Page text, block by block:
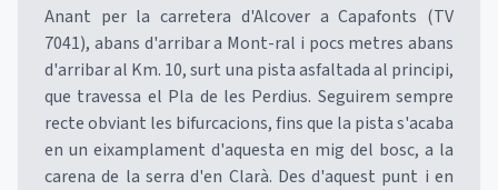
Anant per la carretera d'Alcover a Capafonts (TV
7041), abans d'arribar a Mont-ral i pocs metres abans
d'arribar al Km. 10, surt una pista asfaltada al principi,
que travessa el Pla de les Perdius. Seguirem sempre
recte obviant les bifurcacions, fins que la pista s'acaba
en un eixamplament d'aquesta en mig del bosc, a la
carena de la serra d'en Clarà. Des d'aquest punt i en